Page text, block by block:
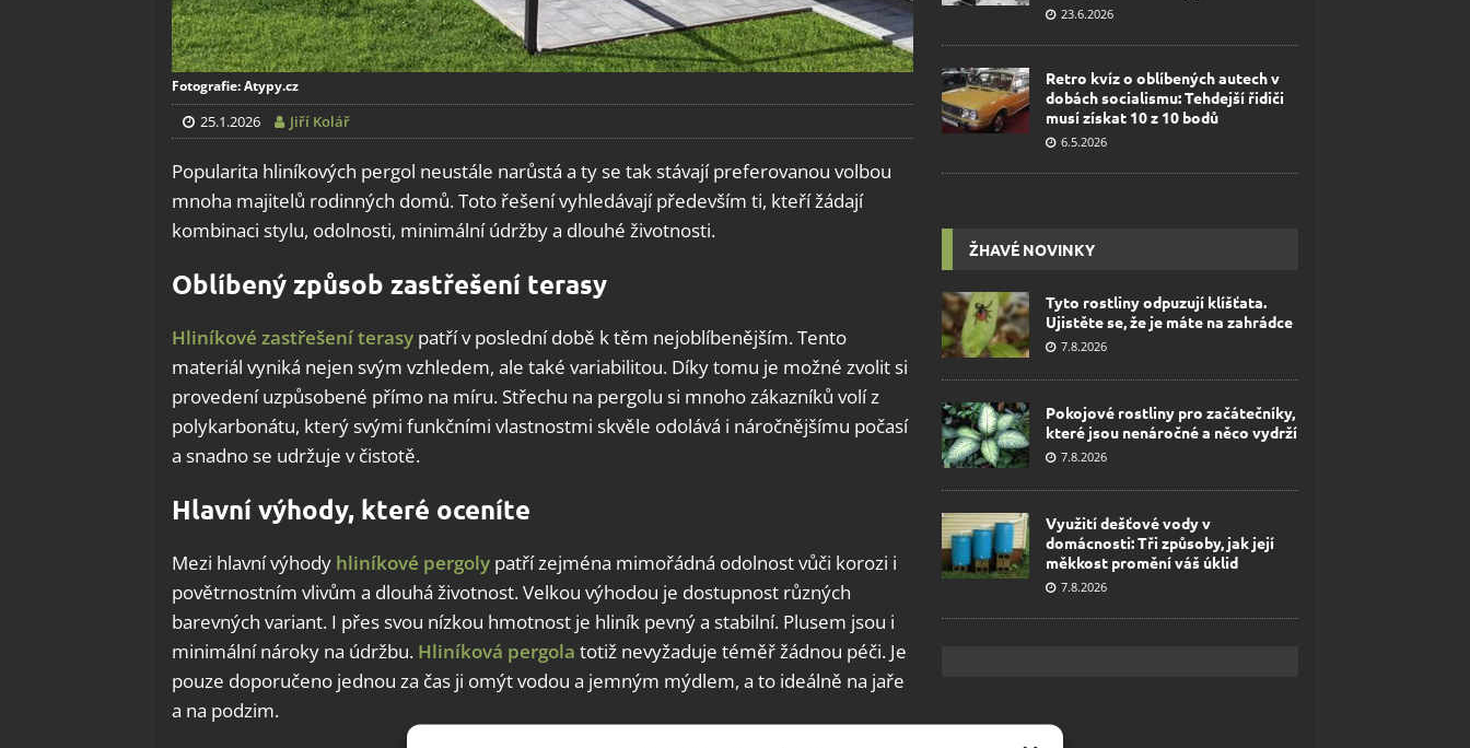
Fotografie: Atypy.cz
25.1.2026 Jiří Kolář
Popularita hliníkových pergol neustále narůstá a ty se tak stávají preferovanou volbou
mnoha majitelů rodinných domů. Toto řešení vyhledávají především ti, kteří žádají
kombinaci stylu, odolnosti, minimální údržby a dlouhé životnosti.
Oblíbený způsob zastřešení terasy
Hliníkové zastřešení terasy patří v poslední době k těm nejoblíbenějším. Tento
materiál vyniká nejen svým vzhledem, ale také variabilitou. Díky tomu je možné zvolit si
provedení uzpůsobené přímo na míru. Střechu na pergolu si mnoho zákazníků volí z
polykarbonátu, který svými funkčními vlastnostmi skvěle odolává i náročnějšímu počasí
a snadno se udržuje v čistotě.
Hlavní výhody, které oceníte
Mezi hlavní výhody hliníkové pergoly patří zejména mimořádná odolnost vůči korozi i
povětrnostním vlivům a dlouhá životnost. Velkou výhodou je dostupnost různých
barevných variant. I přes svou nízkou hmotnost je hliník pevný a stabilní. Plusem jsou i
minimální nároky na údržbu. Hliníková pergola totiž nevyžaduje téměř žádnou péči. Je
pouze doporučeno jednou za čas ji omýt vodou a jemným mýdlem, a to ideálně na jaře
a na podzim.
23.6.2026
Retro kvíz o oblíbených autech v
dobách socialismu: Tehdejší řidiči
musí získat 10 z 10 bodů
6.5.2026
ŽHAVÉ NOVINKY
Tyto rostliny odpuzují klíšťata.
Ujistěte se, že je máte na zahrádce
7.8.2026
Pokojové rostliny pro začátečníky,
které jsou nenáročné a něco vydrží
7.8.2026
Využití dešťové vody v
domácnosti: Tři způsoby, jak její
měkkost promění váš úklid
7.8.2026